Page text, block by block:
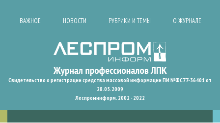
ВАЖНОЕ НОВОСТИ РУБРИКИ И ТЕМЫ О ЖУРНАЛЕ
Свидетельство о регистрации средства массовой информации ПИ №ФС77-36401 от
28.05.2009
Леспроминформ. 2002 - 2022